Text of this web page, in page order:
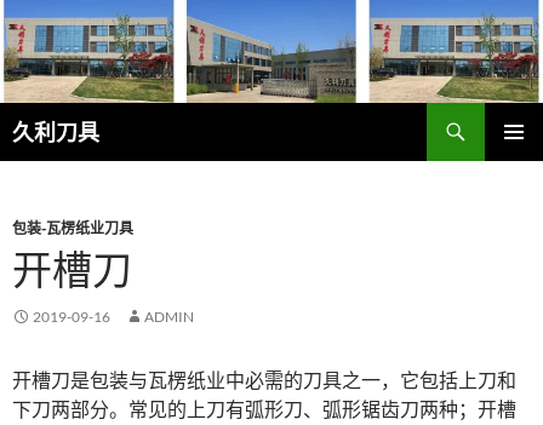
跳
至
正
文
久利刀具
搜
索
包装-瓦楞纸业刀具
开槽刀
2019-09-16 ADMIN
开槽刀是包装与瓦楞纸业中必需的刀具之一，它包括上刀和
下刀两部分。常见的上刀有弧形刀、弧形锯齿刀两种；开槽